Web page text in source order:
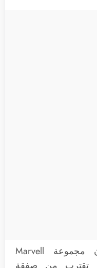
◉ في تقرير لبلومبرج، إن مجموعة Marvell